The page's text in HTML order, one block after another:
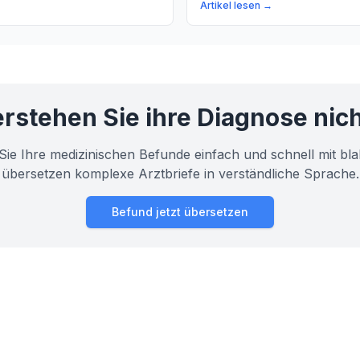
Artikel lesen →
Sie ihre Diagnose
Ihre medizinischen Befunde einfach und schnell mit
übersetzen komplexe Arztbriefe in verständliche Sprache.
Befund jetzt übersetzen